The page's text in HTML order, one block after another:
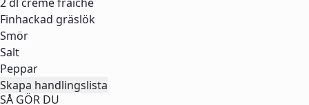
Finhackad gräslök
Smör
Salt
Peppar
Skapa handlingslista
SÅ GÖR DU